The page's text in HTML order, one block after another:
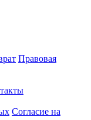
Правовая
Согласие на